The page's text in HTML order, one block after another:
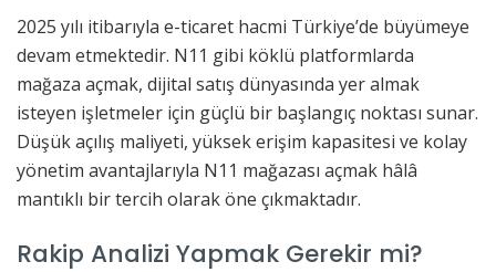
2025 yılı itibarıyla e-ticaret hacmi Türkiye’de büyümeye
devam etmektedir. N11 gibi köklü platformlarda
mağaza açmak, dijital satış dünyasında yer almak
isteyen işletmeler için güçlü bir başlangıç noktası sunar.
Düşük açılış maliyeti, yüksek erişim kapasitesi ve kolay
yönetim avantajlarıyla N11 mağazası açmak hâlâ
mantıklı bir tercih olarak öne çıkmaktadır.
Rakip Analizi Yapmak Gerekir mi?